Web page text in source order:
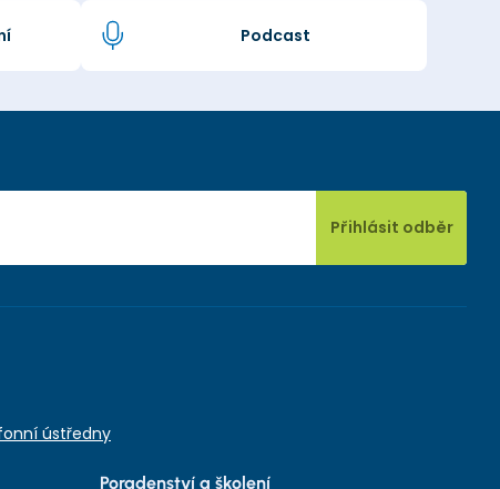
Podcast
Přihlásit odběr
ústředny
Poradenství a školení